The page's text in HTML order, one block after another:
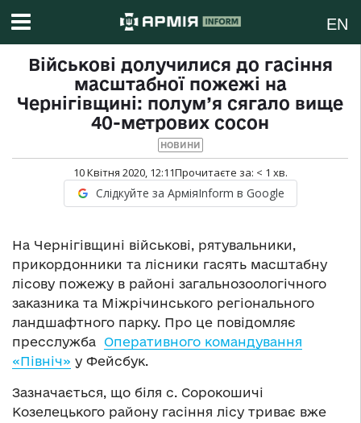
EN
Військові долучилися до гасіння
масштабної пожежі на
Чернігівщині: полум’я сягало вище
40-метрових сосон
НОВИНИ
10 Квітня 2020, 12:11Прочитаєте за: < 1 хв.
Слідкуйте за АрміяInform в Google
На Чернігівщині військові, рятувальники,
прикордонники та лісники гасять масштабну
лісову пожежу в районі загальнозоологічного
заказника та Міжрічинського регіонального
ландшафтного парку. Про це повідомляє
пресслужба Оперативного командування
«Північ» у Фейсбук.
Зазначається, що біля с. Сорокошичі
Козелецького району гасіння лісу триває вже